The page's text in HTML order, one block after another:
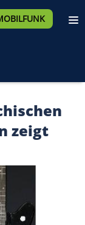
zeigt